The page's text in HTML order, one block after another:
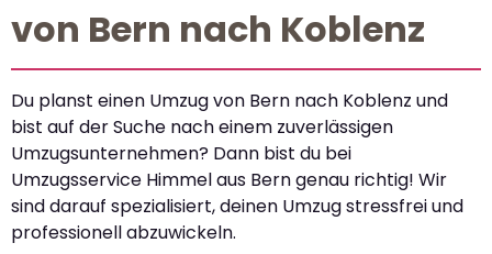
von Bern nach Koblenz
Du planst einen Umzug von Bern nach Koblenz und
bist auf der Suche nach einem zuverlässigen
Umzugsunternehmen? Dann bist du bei
Umzugsservice Himmel aus Bern genau richtig! Wir
sind darauf spezialisiert, deinen Umzug stressfrei und
professionell abzuwickeln.